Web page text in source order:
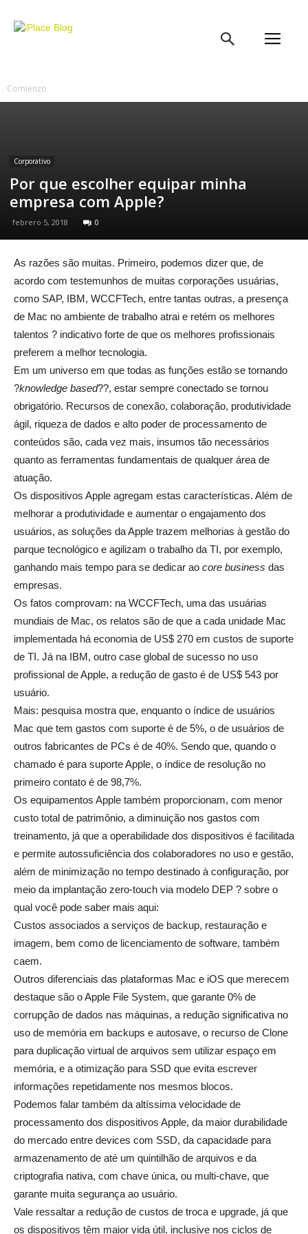
Comienzo
Corporativo
Por que escolher equipar minha
empresa com Apple?
febrero 5, 2018 0
As razões são muitas. Primeiro, podemos dizer que, de
acordo com testemunhos de muitas corporações usuárias,
como SAP, IBM, WCCFTech, entre tantas outras, a presença
de Mac no ambiente de trabalho atrai e retém os melhores
talentos ? indicativo forte de que os melhores profissionais
preferem a melhor tecnologia.
Em um universo em que todas as funções estão se tornando
?knowledge based??, estar sempre conectado se tornou
obrigatório. Recursos de conexão, colaboração, produtividade
ágil, riqueza de dados e alto poder de processamento de
conteúdos são, cada vez mais, insumos tão necessários
quanto as ferramentas fundamentais de qualquer área de
atuação.
Os dispositivos Apple agregam estas características. Além de
melhorar a produtividade e aumentar o engajamento dos
usuários, as soluções da Apple trazem melhorias à gestão do
parque tecnológico e agilizam o trabalho da TI, por exemplo,
ganhando mais tempo para se dedicar ao core business das
empresas.
Os fatos comprovam: na WCCFTech, uma das usuárias
mundiais de Mac, os relatos são de que a cada unidade Mac
implementada há economia de US$ 270 em custos de suporte
de TI. Já na IBM, outro case global de sucesso no uso
profissional de Apple, a redução de gasto é de US$ 543 por
usuário.
Mais: pesquisa mostra que, enquanto o índice de usuários
Mac que tem gastos com suporte é de 5%, o de usuários de
outros fabricantes de PCs é de 40%. Sendo que, quando o
chamado é para suporte Apple, o índice de resolução no
primeiro contato é de 98,7%.
Os equipamentos Apple também proporcionam, com menor
custo total de patrimônio, a diminuição nos gastos com
treinamento, já que a operabilidade dos dispositivos é facilitada
e permite autossuficiência dos colaboradores no uso e gestão,
além de minimização no tempo destinado à configuração, por
meio da implantação zero-touch via modelo DEP ? sobre o
qual você pode saber mais aqui:
Custos associados a serviços de backup, restauração e
imagem, bem como de licenciamento de software, também
caem.
Outros diferenciais das plataformas Mac e iOS que merecem
destaque são o Apple File System, que garante 0% de
corrupção de dados nas máquinas, a redução significativa no
uso de memória em backups e autosave, o recurso de Clone
para duplicação virtual de arquivos sem utilizar espaço em
memória, e a otimização para SSD que evita escrever
informações repetidamente nos mesmos blocos.
Podemos falar também da altíssima velocidade de
processamento dos dispositivos Apple, da maior durabilidade
do mercado entre devices com SSD, da capacidade para
armazenamento de até um quintilhão de arquivos e da
criptografia nativa, com chave única, ou multi-chave, que
garante muita segurança ao usuário.
Vale ressaltar a redução de custos de troca e upgrade, já que
os dispositivos têm maior vida útil, inclusive nos ciclos de